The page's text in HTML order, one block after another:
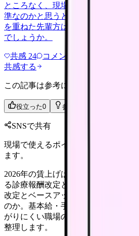
ところなく、現場を続けたいのです
準なのかと思うと気が重いです。 役
を重ねた先輩方は、待遇の面でどう
でしょうか。
共感 24 コメント
共感する
この記事は参考になりましたか？
役立った0 参考になった
SNSで共有
現場で使えるポイントを、同僚やあ
ます。
2026年の賃上げは私の給料に反映さ
る診療報酬改定とベースアップ評価
改定とベースアップ評価料で、看護
のか。基本給・手当・賞与のどこを
がりにくい職場の違い、職場への質
整理します。